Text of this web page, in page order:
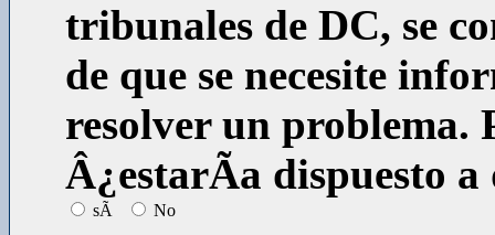
tribunales de DC, se
de que se necesite
resolver un problema.
Â¿estarÃ­a dispuesto
sÃ­ No